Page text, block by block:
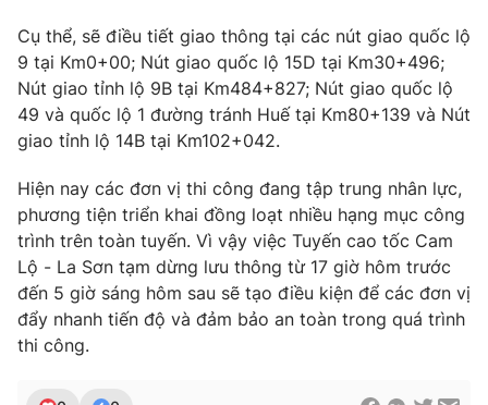
VTV Money VTV Thể thao
VTV Sức khoẻ Bất động sản
Thị trường 24h Tấm lòng Việt
VTV4 Vươn mình bằng AI
VTV9 VTV8
Liên hệ tòa soạn
Cụ thể, sẽ điều tiết giao thông tại các nút giao quốc lộ
9 tại Km0+00; Nút giao quốc lộ 15D tại Km30+496;
Nút giao tỉnh lộ 9B tại Km484+827; Nút giao quốc lộ
49 và quốc lộ 1 đường tránh Huế tại Km80+139 và Nút
giao tỉnh lộ 14B tại Km102+042.
Hiện nay các đơn vị thi công đang tập trung nhân lực,
phương tiện triển khai đồng loạt nhiều hạng mục công
trình trên toàn tuyến. Vì vậy việc Tuyến cao tốc Cam
Lộ - La Sơn tạm dừng lưu thông từ 17 giờ hôm trước
đến 5 giờ sáng hôm sau sẽ tạo điều kiện để các đơn vị
đẩy nhanh tiến độ và đảm bảo an toàn trong quá trình
thi công.